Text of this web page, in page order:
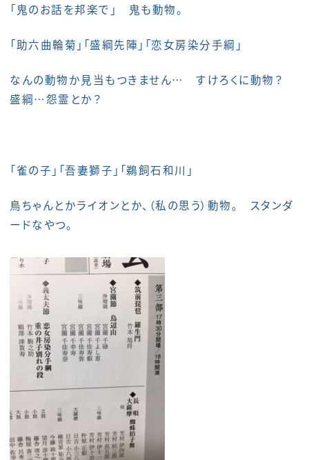
「鬼のお話を邦楽で」 鬼も動物。
「助六曲輪菊」「盛綱先陣」「恋女房染分手綱」
なんの動物か見当もつきません… すけろくに動物？
盛綱…怨霊とか？
「雀の子」「吾妻獅子」「鵜飼石和川」
鳥ちゃんとかライオンとか、（私の思う）動物。 スタンダ
ードなやつ。